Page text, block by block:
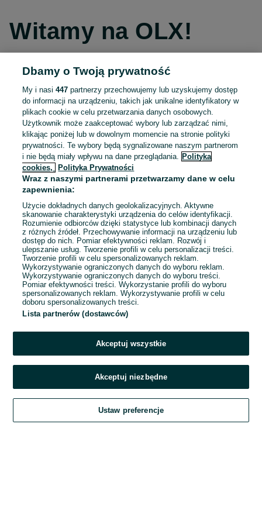
Witamy na OLX!
Kontynuuj przez Facebooka
Kontynuuj przez konto Apple
Kontynuuj przez konto Google
LUB
E-mail
Hasło
Zaloguj się
Kontynuując za pośrednictwem jednego z dostawców wskazanych powyżej,
OLX.pl w jego aktualnym brzmieniu.
Dbamy o Twoją prywatność
My i nasi447 partnerzy przechowujemy lub uzyskujemy dostęp
do informacji na urządzeniu, takich jak unikalne identyfikatory w
plikach cookie w celu przetwarzania danych osobowych.
Użytkownik może zaakceptować wybory lub zarządzać nimi,
klikając poniżej lub w dowolnym momencie na stronie polityki
prywatności. Te wybory będą sygnalizowane naszym partnerom
i nie będą miały wpływu na dane przeglądania.
Polityka
cookies,
Polityka Prywatności
Wraz z naszymi partnerami przetwarzamy dane w celu
zapewnienia:
Użycie dokładnych danych geolokalizacyjnych. Aktywne
skanowanie charakterystyki urządzenia do celów identyfikacji.
Rozumienie odbiorców dzięki statystyce lub kombinacji danych
z różnych źródeł. Przechowywanie informacji na urządzeniu lub
dostęp do nich. Pomiar efektywności reklam. Rozwój i
ulepszanie usług. Tworzenie profili w celu personalizacji treści.
Tworzenie profili w celu spersonalizowanych reklam.
Wykorzystywanie ograniczonych danych do wyboru reklam.
Wykorzystywanie ograniczonych danych do wyboru treści.
Pomiar efektywności treści. Wykorzystanie profili do wyboru
spersonalizowanych reklam. Wykorzystywanie profili w celu
doboru spersonalizowanych treści.
Lista partnerów (dostawców)
Akceptuj wszystkie
Akceptuj niezbędne
Ustaw preferencje